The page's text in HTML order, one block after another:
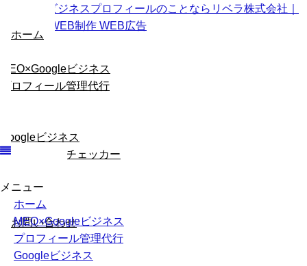
ホーム
MEO×Googleビジネス
プロフィール管理代行
Googleビジネス
プロフィールチェッカー
GBP情報
会社概要
お問い合わせ
メニュー
ホーム
MEO×Googleビジネス
プロフィール管理代行
Googleビジネス